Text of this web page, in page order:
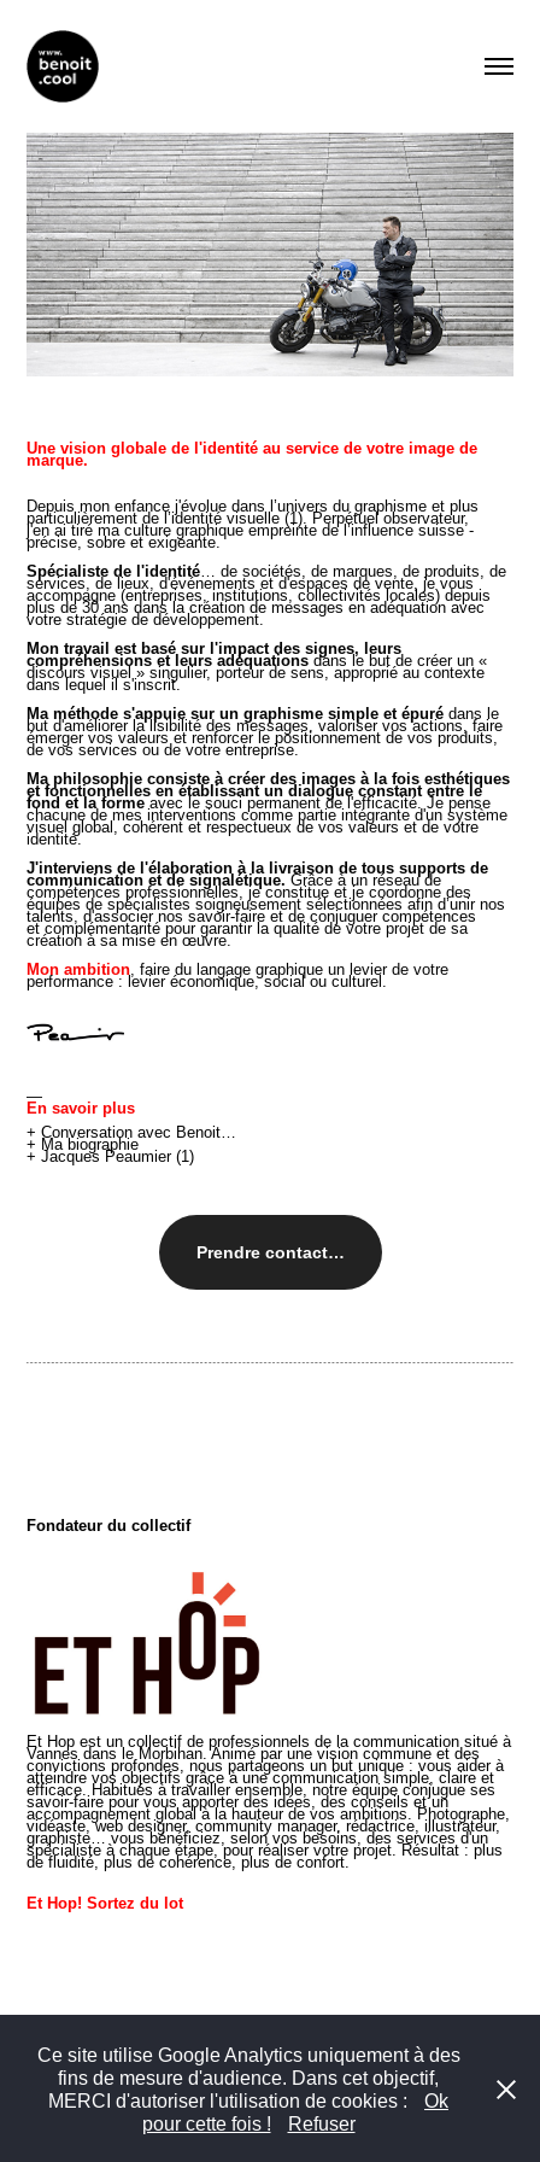
Une vision globale de l'identité au service de votre image de
marque.
Depuis mon enfance j'évolue dans l’univers du graphisme et plus
particulièrement de l’identité visuelle (1) . Perpétuel observateur,
j'en ai tiré ma culture graphique empreinte de l’influence suisse -
précise, sobre et exigeante.
Spécialiste de l'identité … de sociétés, de marques, de produits, de
services, de lieux, d'événements et d'espaces de vente, je vous
accompagne (entreprises, institutions, collectivités locales)depuis
plus de 30 ansdans la création de messages en adéquation avec
votre stratégiede développement.
Mon travail est basé sur l'impact des signes, leurs
compréhensions et leurs adéquationsdans le but de créer un «
discours visuel » singulier, porteur de sens, approprié au contexte
dans lequel il s'inscrit.
Ma méthode s'appuie sur un graphisme simple et épuré dans le
but d'améliorer la lisibilité des messages, valoriser vos actions, faire
émerger vos valeurs et renforcer le positionnement de vos produits,
de vos services ou de votreentreprise.
Ma philosophie consiste à créer des images à la fois esthétiques
et fonctionnelles en établissant un dialogue constant entre le
fond et la formeavec le souci permanent de l'efficacité. Je pense
chacune de mes interventions comme partie intégrante d'un système
visuel global, cohérent et respectueux de vos valeurs et de votre
identité.
J'interviens de l'élaboration à la livraison de tous supports de
communication et de signalétique.Grâce à un réseau de
compétences professionnelles, je constitue et je coordonne des
équipes de spécialistes soigneusement sélectionnées afind’unir nos
talents, d'associer nos savoir-faire et de conjuguer compétences
et complémentarité pour garantir la qualitéde votre projet de sa
création à sa mise en œuvre.
Mon ambition , faire du langage graphique un levier de votre
performance : levier économique, social ou culturel.
—
En savoir plus
+Conversation avec Benoit…
+ Ma biographie
+Jacques Peaumier (1)
Prendre contact…
Fondateur du collectif
Et Hop est un collectif de professionnels de la communication situé à
Vannes dans le Morbihan. Animé par une vision commune et des
convictions profondes, nous partageons un but unique : vous aider à
atteindre vos objectifs grâce à une communication simple, claire et
efficace. Habitués à travailler ensemble, notre équipe conjugue ses
savoir-faire pour vous apporter des idées, des conseils et un
accompagnement global à la hauteur de vos ambitions. Photographe,
vidéaste, web designer, community manager, rédactrice, illustrateur,
graphiste… vous bénéficiez, selon vos besoins, des services d'un
spécialiste à chaque étape, pour réaliser votre projet. Résultat : plus
de fluidité, plus de cohérence, plus de confort.
Et Hop! Sortez du lot
© 2026 Benoit Peaumier - Golfe du Morbihan / Bretagne - Tous droits
réservés -Mentions légales -Ressources
Ce site utilise Google Analytics uniquement à des
fins de mesure d'audience. Dans cet objectif,
MERCI d'autoriser l'utilisation de cookies :
Ok
pour cette fois !
Refuser